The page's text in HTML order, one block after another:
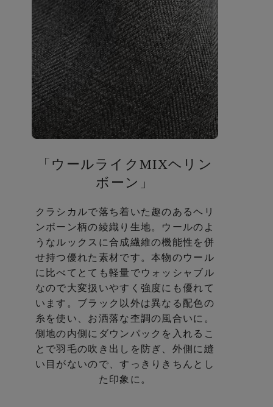
「ウールライクMIXヘリン
ボーン」
クラシカルで落ち着いた趣のあるヘリ
ンボーン柄の綾織り生地。 ウールのよ
うなルックスに合成繊維の機能性を併
せ持つ優れた素材です。本物のウール
に比べてとても軽量でウォッシャブル
なので大変扱いやすく強度にも優れて
います。 ブラック以外は異なる配色の
糸を使い、お洒落な杢調の風合いに。
側地の内側にダウンパックを入れるこ
とで羽毛の吹き出しを防ぎ、 外側に縫
い目がないので、すっきりきちんとし
た印象に。